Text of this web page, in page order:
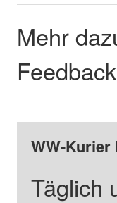
Mehr
WW-
Täglich